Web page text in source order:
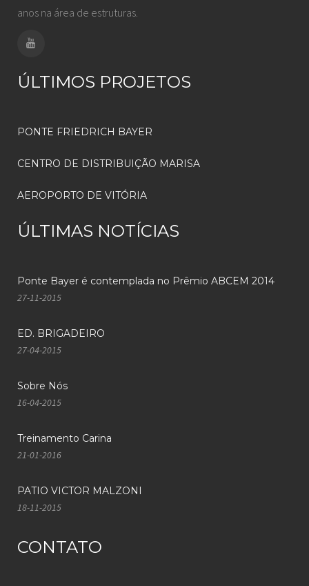
anos na área de estruturas.
ÚLTIMOS PROJETOS
PONTE FRIEDRICH BAYER
CENTRO DE DISTRIBUIÇÃO MARISA
AEROPORTO DE VITÓRIA
ÚLTIMAS NOTÍCIAS
Ponte Bayer é contemplada no Prêmio ABCEM 2014
27-11-2015
ED. BRIGADEIRO
27-04-2015
Sobre Nós
16-04-2015
Treinamento Carina
21-01-2016
PATIO VICTOR MALZONI
18-11-2015
CONTATO